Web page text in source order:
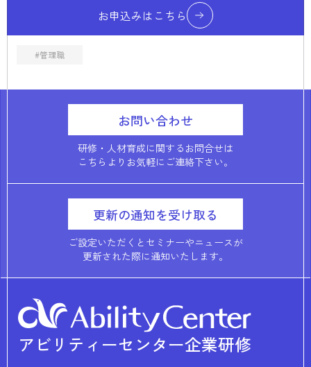
お申込みはこちら
管理職
お問い合わせ
研修・人材育成に関するお問合せは
こちらよりお気軽にご連絡下さい。
更新の通知を受け取る
ご設定いただくとセミナーやニュースが
更新された際に通知いたします。
アビリティーセンター企業研修